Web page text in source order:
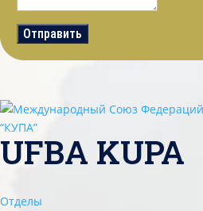
Отправить
UFBA KUPA
Отделы